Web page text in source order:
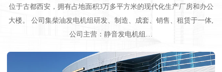
位于古都西安，拥有占地面积3万多平方米的现代化生产厂房和办公
大楼。 公司集柴油发电机组研发、制造、成套、销售、租赁于一体,
公司主营：静音发电机组…